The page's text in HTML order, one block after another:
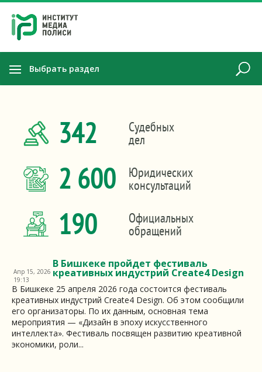
Выбрать раздел
342 Судебных
дел
2 600 Юридических
консультаций
190 Официальных
обращений
В Бишкеке пройдет фестиваль
креативных индустрий Create4 Design
Апр 15, 2026
19:13
В Бишкеке 25 апреля 2026 года состоится фестиваль
креативных индустрий Create4 Design. Об этом сообщили
его организаторы. По их данным, основная тема
мероприятия — «Дизайн в эпоху искусственного
интеллекта». Фестиваль посвящен развитию креативной
экономики, роли...